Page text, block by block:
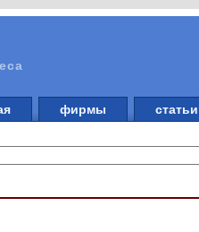
фирмы статьи